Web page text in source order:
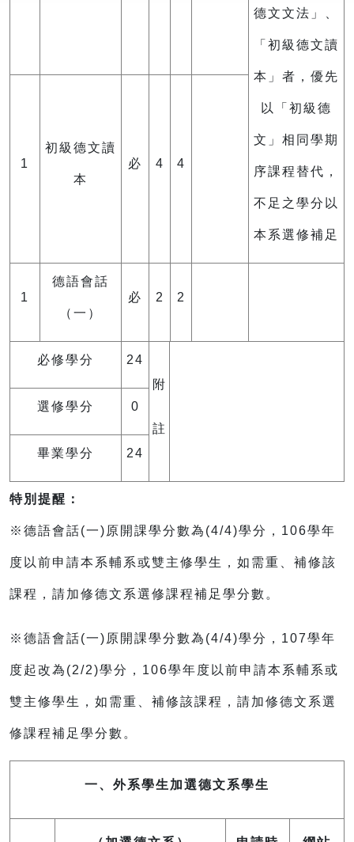
德文文法」、
「初級德文讀
本」者，優先
以「初級德
文」相同學期
序課程替代，
不足之學分以
本系選修補足
1
初級德文讀
本
必 4 4
1
德語會話
（一）
必 2 2
必修學分
24
附
註
選修學分 0
畢業學分 24
特別提醒：
※德語會話(一)原開課學分數為(4/4)學分，106學年
度以前申請本系輔系或雙主修學生，如需重、補修該
課程，請加修德文系選修課程補足學分數。
※德語會話(一)原開課學分數為(4/4)學分，107學年
度起改為(2/2)學分，106學年度以前申請本系輔系或
雙主修學生，如需重、補修該課程，請加修德文系選
修課程補足學分數。
一、外系學生加選德文系學生